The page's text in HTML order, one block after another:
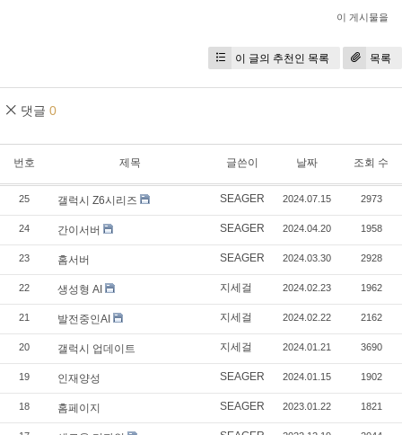
이 게시물을
이 글의 추천인 목록 목록
댓글 0
번호 제목 글쓴이 날짜 조회 수
25 갤럭시 Z6시리즈 SEAGER 2024.07.15 2973
24 간이서버 SEAGER 2024.04.20 1958
23 홈서버 SEAGER 2024.03.30 2928
22 생성형 AI 지세걸 2024.02.23 1962
21 발전중인AI 지세걸 2024.02.22 2162
20 갤럭시 업데이트 지세걸 2024.01.21 3690
19 인재양성 SEAGER 2024.01.15 1902
18 홈페이지 SEAGER 2023.01.22 1821